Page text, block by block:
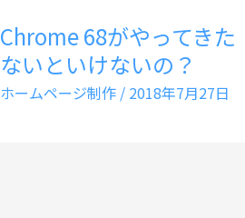
Chrome 68がやってき
ないといけないの？
ホームページ制作 / 2018年7月27日